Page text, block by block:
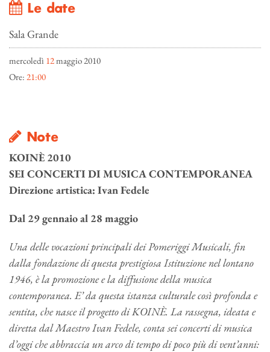
Le date
Sala Grande
mercoledì 12maggio 2010
Ore: 21:00
Note
KOINÈ 2010
SEI CONCERTI DI MUSICA CONTEMPORANEA
Direzione artistica: Ivan Fedele
Dal 29 gennaio al 28 maggio
Una delle vocazioni principali dei Pomeriggi Musicali, fin
dalla fondazione di questa prestigiosa Istituzione nel lontano
1946, è la promozione e la diffusione della musica
contemporanea. E’ da questa istanza culturale così profonda e
sentita, che nasce il progetto di KOINÈ. La rassegna, ideata e
diretta dal Maestro Ivan Fedele, conta sei concerti di musica
d’oggi che abbraccia un arco di tempo di poco più di vent’anni: